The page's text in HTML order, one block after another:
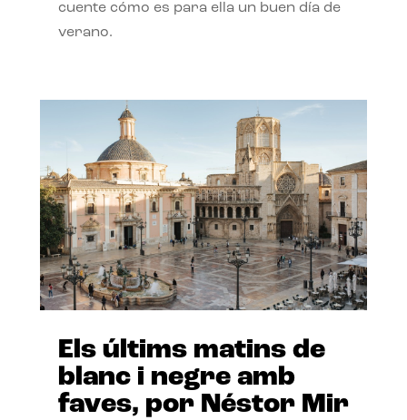
cuente cómo es para ella un buen día de
verano.
Els últims matins de
blanc i negre amb
faves, por Néstor Mir